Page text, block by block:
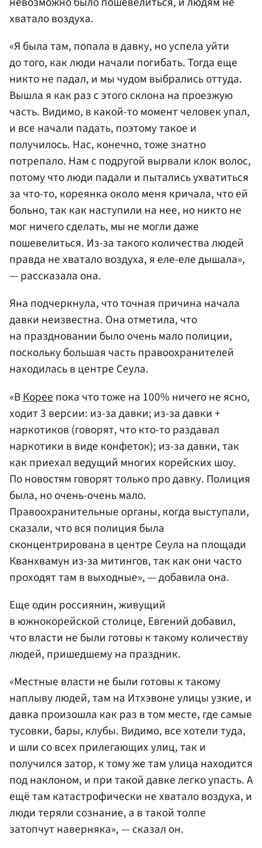
хватало воздуха.
«Я была там, попала в давку, но успела уйти
до того, как люди начали погибать. Тогда еще
никто не падал, и мы чудом выбрались оттуда.
Вышла я как раз с этого склона на проезжую
часть. Видимо, в какой-то момент человек упал,
и все начали падать, поэтому такое и
получилось. Нас, конечно, тоже знатно
потрепало. Нам с подругой вырвали клок волос,
потому что люди падали и пытались ухватиться
за что-то, кореянка около меня кричала, что ей
больно, так как наступили на нее, но никто не
мог ничего сделать, мы не могли даже
пошевелиться. Из-за такого количества людей
правда не хватало воздуха, я еле-еле дышала»,
— рассказала она.
Яна подчеркнула, что точная причина начала
давки неизвестна. Она отметила, что
на праздновании было очень мало полиции,
поскольку большая часть правоохранителей
находилась в центре Сеула.
«ВКорее пока что тоже на 100% ничего не ясно,
ходит 3 версии: из-за давки; из-за давки +
наркотиков (говорят, что кто-то раздавал
наркотики в виде конфеток); из-за давки, так
как приехал ведущий многих корейских шоу.
По новостям говорят только про давку. Полиция
была, но очень-очень мало.
Правоохранительные органы, когда выступали,
сказали, что вся полиция была
сконцентрирована в центре Сеула на площади
Кванхвамун из-за митингов, так как они часто
проходят там в выходные», — добавила она.
Еще один россиянин, живущий
в южнокорейской столице, Евгений добавил,
что власти не были готовы к такому количеству
людей, пришедшему на праздник.
«Местные власти не были готовы к такому
наплыву людей, там на Итхэвоне улицы узкие, и
давка произошла как раз в том месте, где самые
тусовки, бары, клубы. Видимо, все хотели туда,
и шли со всех прилегающих улиц, так и
получился затор, к тому же там улица находится
под наклоном, и при такой давке легко упасть. А
ещё там катастрофически не хватало воздуха, и
люди теряли сознание, а в такой толпе
затопчут наверняка», — сказал он.